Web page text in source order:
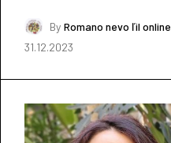
By Romano nevo ľil online
31.12.2023